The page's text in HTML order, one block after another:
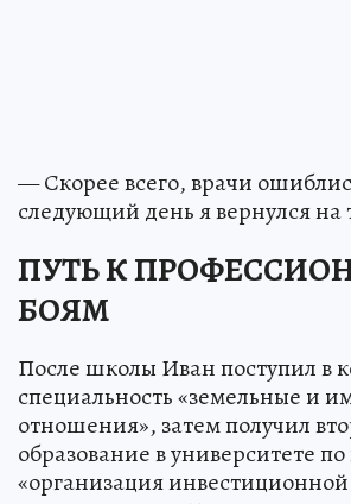
— Скорее всего, врачи
следующий день я вернулся на
ПУТЬ К
БОЯМ
После школы Иван поступил в
специальность «земельные и
отношения», затем получил
образование в университете
«организация